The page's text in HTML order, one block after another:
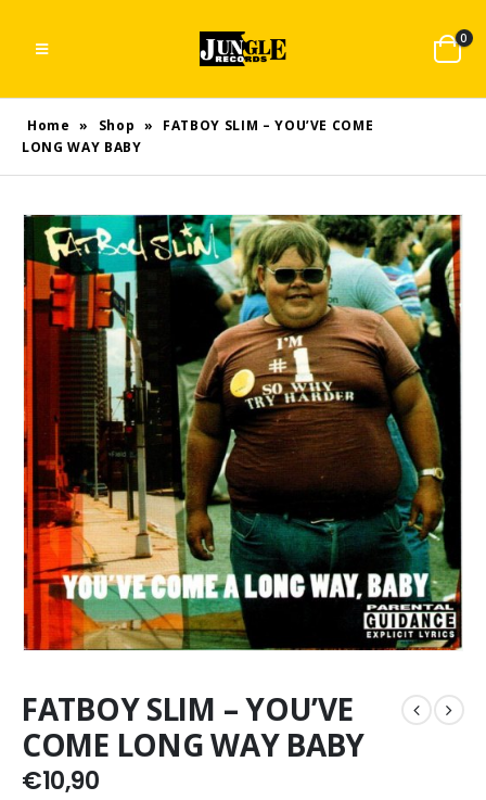
0
Home » Shop »
FATBOY SLIM – YOU’VE COME
LONG WAY BABY
FATBOY SLIM – YOU’VE
COME LONG WAY BABY
€10,90